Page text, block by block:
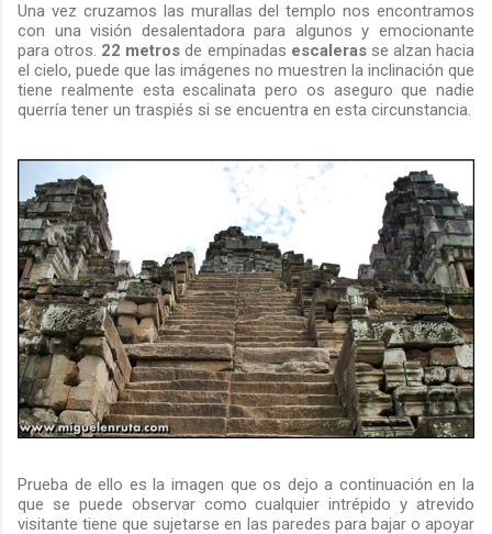
Una vez cruzamos las murallas del templo nos encontramos
con una visión desalentadora para algunos y emocionante
para otros. 22 metros de empinadas escalerasse alzan hacia
el cielo, puede que las imágenes no muestren la inclinación que
tiene realmente esta escalinata pero os aseguro que nadie
querría tener un traspiés si se encuentra en esta circunstancia.
Prueba de ello es la imagen que os dejo a continuación en la
que se puede observar como cualquier intrépido y atrevido
visitante tiene que sujetarse en las paredes para bajar o apoyar